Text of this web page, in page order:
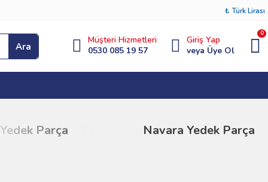
₺ Türk Lirası
Ara
Müşteri Hizmetleri
0530 085 19 57
Giriş Yap
veya Üye Ol
0
Parça Navara Yedek Parça